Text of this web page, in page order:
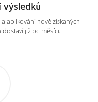
výsledků
aplikování nově získaných
již po měsíci.